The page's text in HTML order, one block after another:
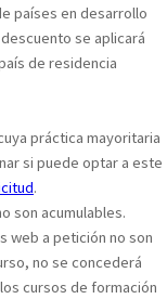
países en desarrollo
se aplicará
de residencia
práctica mayoritaria
si puede optar a este
.
son acumulables.
web a petición no son
no se concederá
cursos de formación